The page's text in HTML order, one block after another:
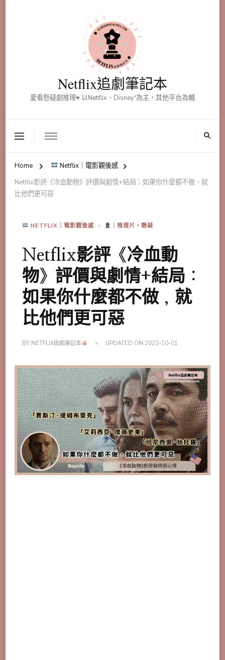
Netflix追劇筆記本
愛看懸疑劇推理♥ 以Netflix、Disney⁺為主，其他平台為輔
Home
Netflix｜電影觀後感
Netflix影評《冷血動物》評價與劇情+結局：如果你什麼都不做，就
比他們更可惡
NETFLIX｜電影觀後感 ｜推理片，懸疑
Netflix影評《冷血動
物》評價與劇情+結局：
如果你什麼都不做，就
比他們更可惡
BY NETFLIX追劇筆記本 UPDATED ON 2023-10-01